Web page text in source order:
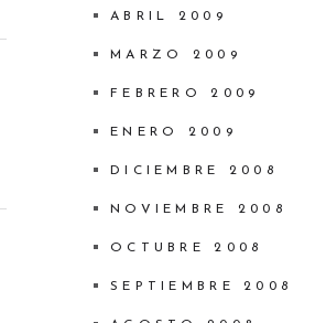
ABRIL 2009
MARZO 2009
FEBRERO 2009
ENERO 2009
DICIEMBRE 2008
NOVIEMBRE 2008
OCTUBRE 2008
SEPTIEMBRE 2008